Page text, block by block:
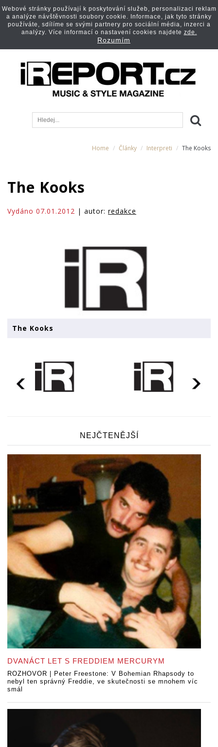
Home Články Interpreti The Kooks
The Kooks
Vydáno 07.01.2012 | autor: redakce
The Kooks
NEJČTENĚJŠÍ
DVANÁCT LET S FREDDIEM MERCURYM
ROZHOVOR | Peter Freestone: V Bohemian Rhapsody to
nebyl ten správný Freddie, ve skutečnosti se mnohem víc
smál
Webové stránky používají k poskytování služeb, personalizaci reklam
a analýze návštěvnosti soubory cookie. Informace, jak tyto stránky
používáte, sdílíme se svými partnery pro sociální média, inzerci a
analýzy. Více informací o nastavení cookies najdete zde.
Rozumím